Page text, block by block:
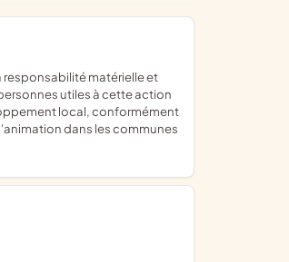
utiles à cette action
local, conformément
dans les communes